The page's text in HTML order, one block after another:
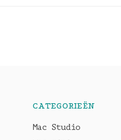
CATEGORIEËN
Mac Studio